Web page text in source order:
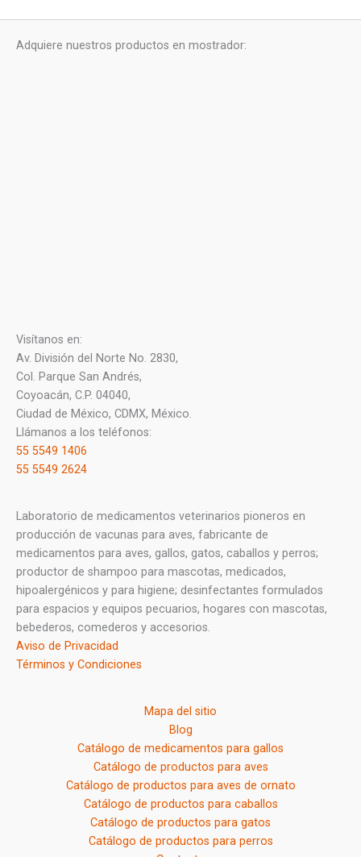
Adquiere nuestros productos en mostrador:
Visítanos en:
Av. División del Norte No. 2830,
Col. Parque San Andrés,
Coyoacán, C.P. 04040,
Ciudad de México, CDMX, México.
Llámanos a los teléfonos:
55 5549 1406
55 5549 2624
Laboratorio de medicamentos veterinarios pioneros en
producción de vacunas para aves, fabricante de
medicamentos para aves, gallos, gatos, caballos y perros;
productor de shampoo para mascotas, medicados,
hipoalergénicos y para higiene; desinfectantes formulados
para espacios y equipos pecuarios, hogares con mascotas,
bebederos, comederos y accesorios.
Aviso de Privacidad
Términos y Condiciones
Mapa del sitio
Blog
Catálogo de medicamentos para gallos
Catálogo de productos para aves
Catálogo de productos para aves de ornato
Catálogo de productos para caballos
Catálogo de productos para gatos
Catálogo de productos para perros